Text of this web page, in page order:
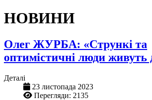
НОВИНИ
Олег ЖУРБА: «Стрункі та
оптимістичні люди живуть
Деталі
23 листопада 2023
Перегляди: 2135